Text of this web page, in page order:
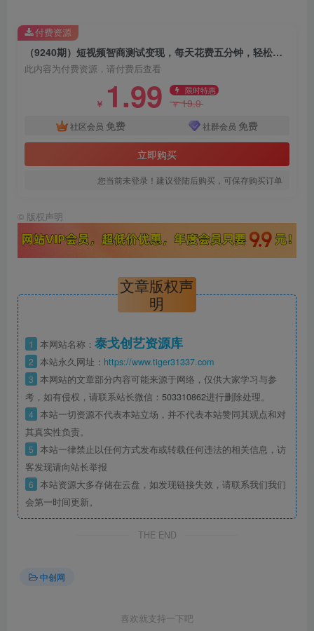
（9240期）短视频智商测试变现，每天花费五分钟，轻松日入200+，多种变现方式
此内容为付费资源，请付费后查看
￥ 1.99 限时特惠
￥19.9
社区会员 免费 社群会员 免费
立即购买
您当前未登录！建议登陆后购买，可保存购买订单
付费资源
© 版权声明
文章版权声
明
1 本网站名称： 泰戈创艺资源库
2 本站永久网址： https://www.tiger31337.com
3 本网站的文章部分内容可能来源于网络，仅供大家学习与参
考，如有侵权，请联系站长微信： 503310862进行删除处理。
4 本站一切资源不代表本站立场，并不代表本站赞同其观点和对
其真实性负责。
5 本站一律禁止以任何方式发布或转载任何违法的相关信息，访
客发现请向站长举报
6 本站资源大多存储在云盘，如发现链接失效，请联系我们我们
会第一时间更新。
THE END
中创网
喜欢就支持一下吧